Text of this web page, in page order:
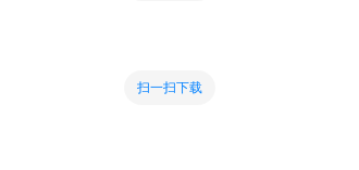
扫一扫下载